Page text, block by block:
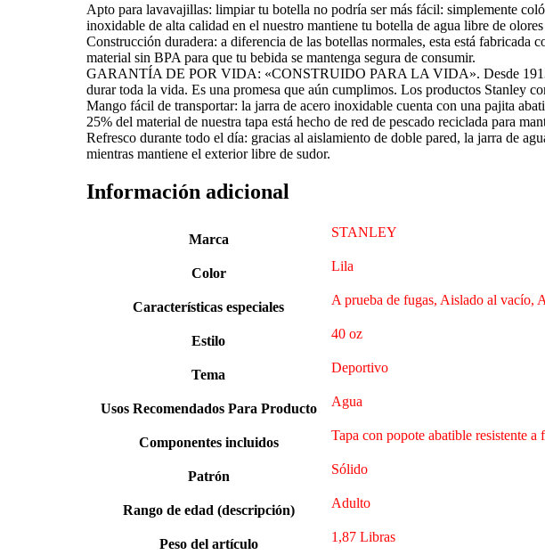
Apto para lavavajillas: limpiar tu botella no podría ser más fácil: simplemente
inoxidable de alta calidad en el nuestro mantiene tu botella de agua libre de
Construcción duradera: a diferencia de las botellas normales, esta está
material sin BPA para que tu bebida se mantenga segura de consumir.
GARANTÍA DE POR VIDA: «CONSTRUIDO PARA LA VIDA». Desde 1913
durar toda la vida. Es una promesa que aún cumplimos. Los productos Stanley
Mango fácil de transportar: la jarra de acero inoxidable cuenta con una pajita
25% del material de nuestra tapa está hecho de red de pescado reciclada para
Refresco durante todo el día: gracias al aislamiento de doble pared, la jarra de
mientras mantiene el exterior libre de sudor.
Información adicional
Marca STANLEY
Color Lila
Características especiales A prueba de fugas, Aislado al vacío,
Estilo ‎40 oz
Tema ‎Deportivo
Usos Recomendados Para Producto ‎Agua
Componentes incluidos Tapa con popote abatible resistente a
Patrón Sólido
Rango de edad (descripción) Adulto
Peso del artículo 1,87 Libras